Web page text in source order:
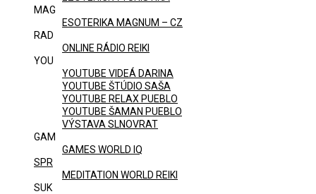
MAG
ESOTERIKA MAGNUM – CZ
RAD
ONLINE RÁDIO REIKI
YOU
YOUTUBE VIDEÁ DARINA
YOUTUBE ŠTÚDIO SAŠA
YOUTUBE RELAX PUEBLO
YOUTUBE ŠAMAN PUEBLO
VÝSTAVA SLNOVRAT
GAM
GAMES WORLD IQ
SPR
MEDITATION WORLD REIKI
SUK